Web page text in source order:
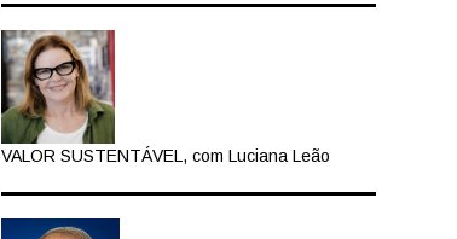
VALOR SUSTENTÁVEL, com Luciana Leão